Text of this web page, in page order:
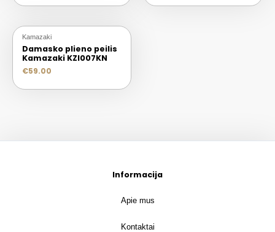
Kamazaki
Damasko plieno peilis
Kamazaki KZI007KN
€59.00
Informacija
Apie mus
Kontaktai